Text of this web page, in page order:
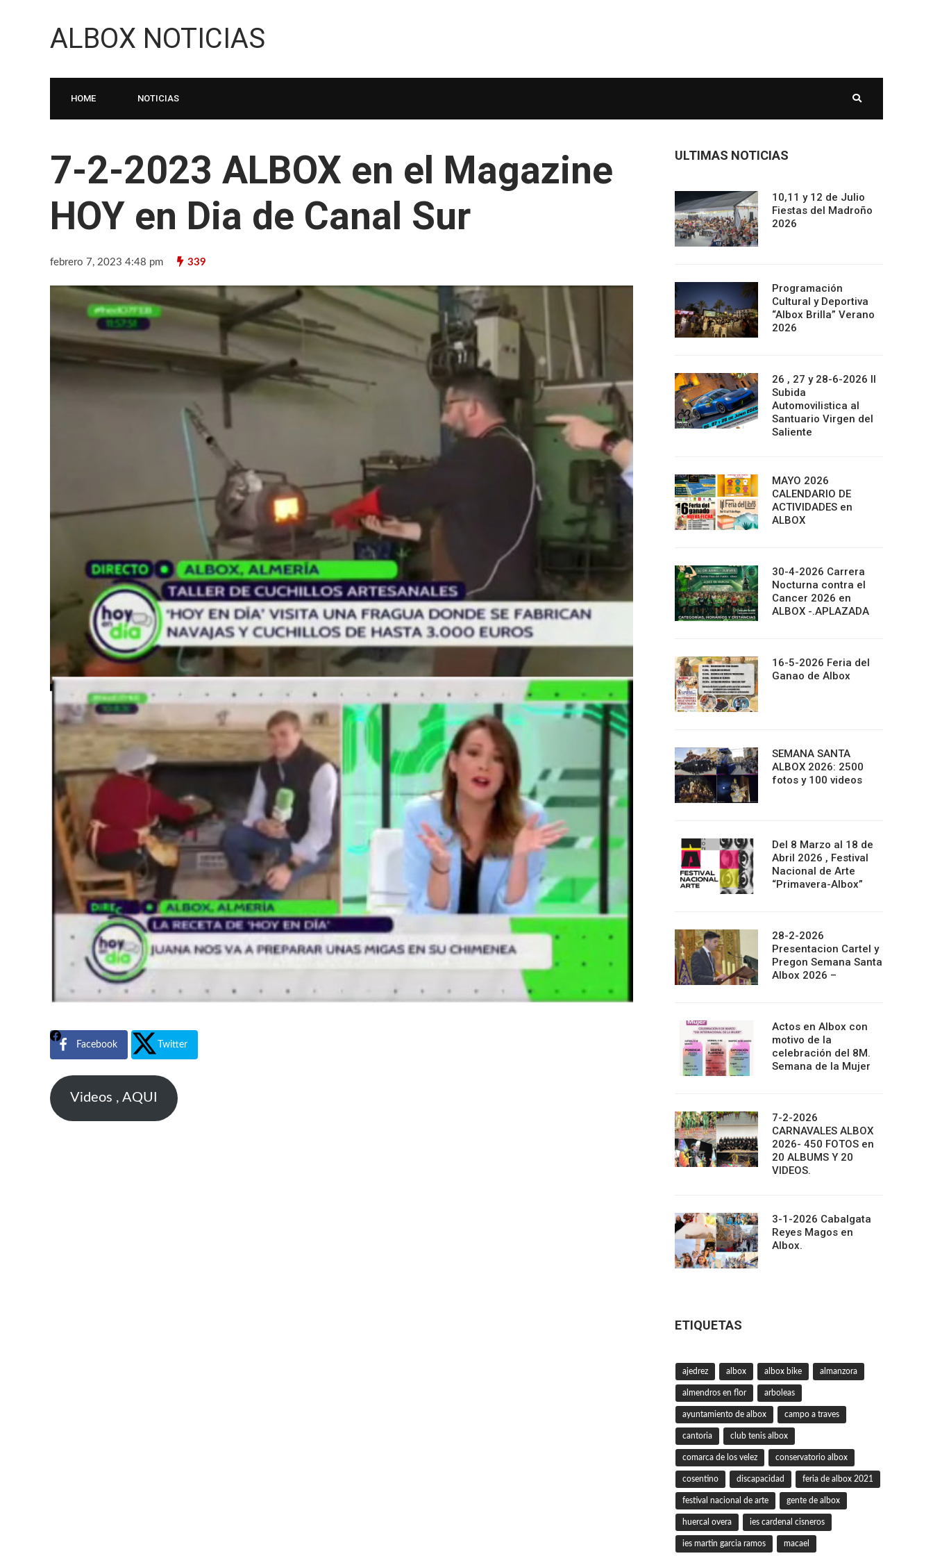
ALBOX NOTICIAS
HOME NOTICIAS
7-2-2023 ALBOX en el Magazine
HOY en Dia de Canal Sur
febrero 7, 2023 4:48 pm 339
Facebook Twitter
Videos , AQUI
ULTIMAS NOTICIAS
10,11 y 12 de Julio
Fiestas del Madroño
2026
Programación
Cultural y Deportiva
“Albox Brilla” Verano
2026
26 , 27 y 28-6-2026 II
Subida
Automovilistica al
Santuario Virgen del
Saliente
MAYO 2026
CALENDARIO DE
ACTIVIDADES en
ALBOX
30-4-2026 Carrera
Nocturna contra el
Cancer 2026 en
ALBOX -.APLAZADA
16-5-2026 Feria del
Ganao de Albox
SEMANA SANTA
ALBOX 2026: 2500
fotos y 100 videos
Del 8 Marzo al 18 de
Abril 2026 , Festival
Nacional de Arte
“Primavera-Albox”
28-2-2026
Presentacion Cartel y
Pregon Semana Santa
Albox 2026 –
Actos en Albox con
motivo de la
celebración del 8M.
Semana de la Mujer
7-2-2026
CARNAVALES ALBOX
2026- 450 FOTOS en
20 ALBUMS Y 20
VIDEOS.
3-1-2026 Cabalgata
Reyes Magos en
Albox.
ETIQUETAS
ajedrez albox albox bike almanzora
almendros en flor arboleas
ayuntamiento de albox campo a traves
cantoria club tenis albox
comarca de los velez conservatorio albox
cosentino discapacidad feria de albox 2021
festival nacional de arte gente de albox
huercal overa ies cardenal cisneros
ies martin garcia ramos macael